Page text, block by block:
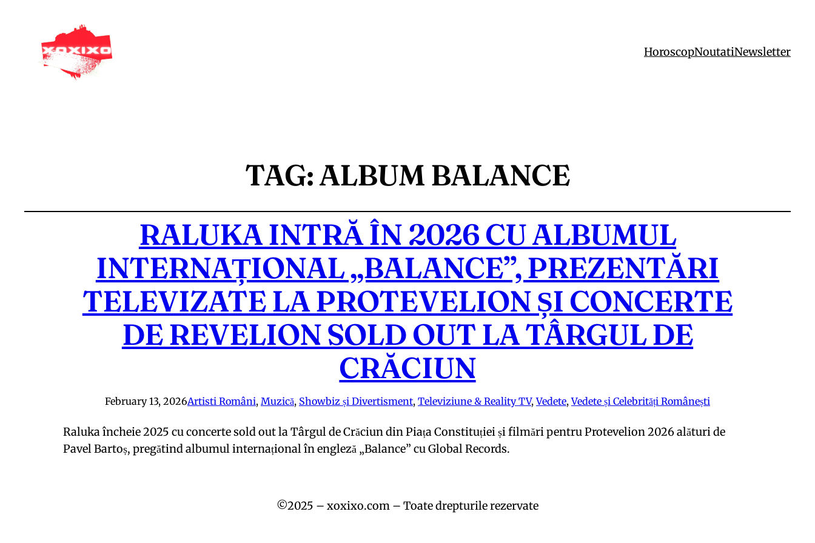
HoroscopNoutatiNewsletter
TAG:ALBUM BALANCE
RALUKA INTRĂ ÎN 2026 CU ALBUMUL
INTERNAȚIONAL „BALANCE”, PREZENTĂRI
TELEVIZATE LA PROTEVELION ȘI CONCERTE
DE REVELION SOLD OUT LA TÂRGUL DE
CRĂCIUN
February 13, 2026Artisti Români, Muzică, Showbiz și Divertisment, Televiziune & Reality TV, Vedete, Vedete și Celebrități Românești
Raluka încheie 2025 cu concerte sold out la Târgul de Crăciun din Piața Constituției și filmări pentru Protevelion 2026 alături de
Pavel Bartoș, pregătind albumul internațional în engleză „Balance” cu Global Records.
©2025 – xoxixo.com – Toate drepturile rezervate